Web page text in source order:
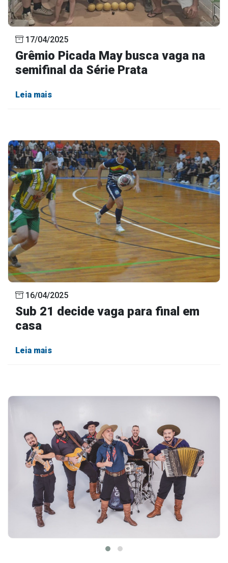
17/04/2025
Grêmio Picada May busca vaga na
semifinal da Série Prata
Leia mais
16/04/2025
Sub 21 decide vaga para final em
casa
Leia mais